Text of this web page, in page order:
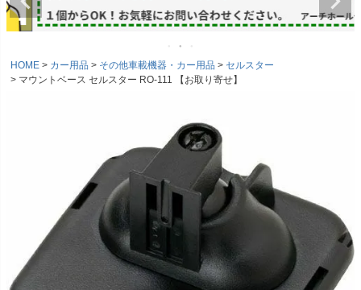
HOME カー用品 その他車載機器・カー用品
セルスター
マウントベース セルスター RO-111 【お取り寄せ】